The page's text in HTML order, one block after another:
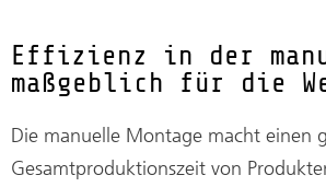
Effizienz in der
maßgeblich für die
Die manuelle Montage macht einen
Gesamtproduktionszeit von